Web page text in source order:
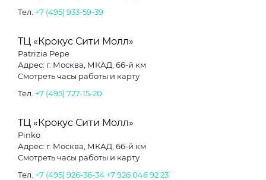
Тел. +7 (495) 933-59-39
ТЦ «Крокус Сити Молл»
Patrizia Pepe
Адрес: г. Москва, МКАД, 66-й км
Смотреть часы работы и карту
Тел. +7 (495) 727-15-20
ТЦ «Крокус Сити Молл»
Pinko
Адрес: г. Москва, МКАД, 66-й км
Смотреть часы работы и карту
Тел. +7 (495) 926-36-34 +7 926 046 92 23